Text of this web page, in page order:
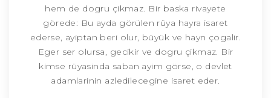
hem de dogru çikmaz. Bir baska rivayete
görede: Bu ayda görülen rüya hayra isaret
ederse, ayiptan beri olur, büyük ve hayn çogalir.
Eger ser olursa, gecikir ve dogru çikmaz. Bir
kimse rüyasinda saban ayim görse, o devlet
adamlarinin azledilecegine isaret eder.